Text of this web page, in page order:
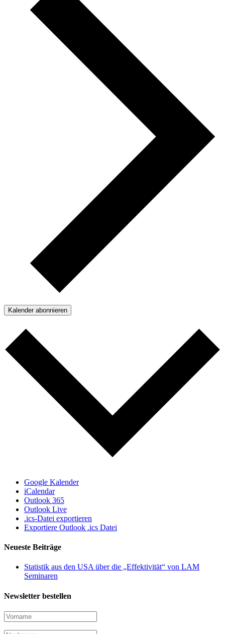
Kalender abonnieren
Google Kalender
iCalendar
Outlook 365
Outlook Live
.ics-Datei exportieren
Exportiere Outlook .ics Datei
Neueste Beiträge
Statistik aus den USA über die „Effektivität“ von LAM
Seminaren
Newsletter bestellen